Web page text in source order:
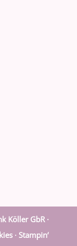
Köller GbR ·
· Stampin‘